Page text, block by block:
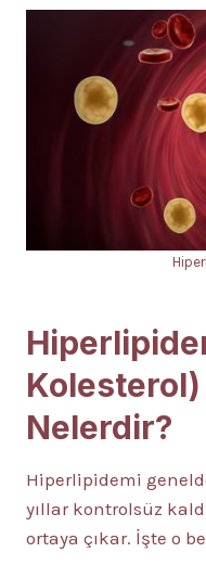
Nelerdir?
Hiperlipidemi
yıllar kontrolsüz
ortaya çıkar. İşte o